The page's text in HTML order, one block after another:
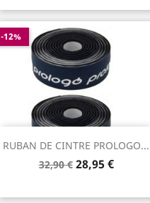
RUBAN DE CINTRE PROLOGO...
Prix
32,90 €
-12%
Prix
28,95 €